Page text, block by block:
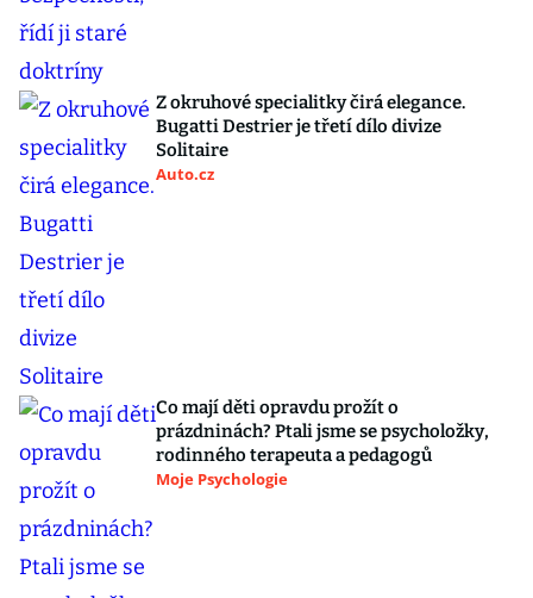
Z okruhové specialitky čirá elegance.
Bugatti Destrier je třetí dílo divize
Solitaire
Auto.cz
Co mají děti opravdu prožít o
prázdninách? Ptali jsme se psycholožky,
rodinného terapeuta a pedagogů
Moje Psychologie